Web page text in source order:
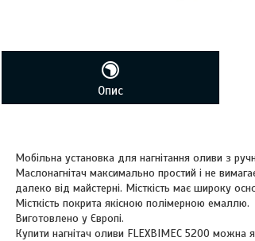
Опис
Мобільна установка для нагнітання оливи з
Маслонагнітач максимально простий і не
далеко від майстерні. Місткість має широку
Місткість покрита якісною полімерною емаллю.
Виготовлено у Європі.
Купити нагнітач оливи FLEXBIMEC 5200 можна